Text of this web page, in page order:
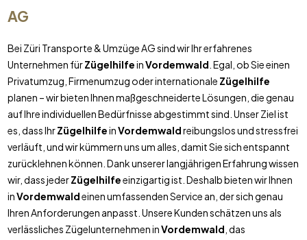
AG
Bei Züri Transporte & Umzüge AG sind wir Ihr erfahrenes
Unternehmen fürZügelhilfeinVordemwald . Egal, ob Sie einen
Privatumzug, Firmenumzug oder internationale Zügelhilfe
planen – wir bieten Ihnen maßgeschneiderte Lösungen, die genau
auf Ihre individuellen Bedürfnisse abgestimmt sind. Unser Ziel ist
es, dass IhrZügelhilfeinVordemwaldreibungslos und stressfrei
verläuft, und wir kümmern uns um alles, damit Sie sich entspannt
zurücklehnen können. Dank unserer langjährigen Erfahrung wissen
wir, dass jederZügelhilfeeinzigartig ist. Deshalb bieten wir Ihnen
inVordemwaldeinen umfassenden Service an, der sich genau
Ihren Anforderungen anpasst. Unsere Kunden schätzen uns als
verlässliches Zügelunternehmen inVordemwald , das